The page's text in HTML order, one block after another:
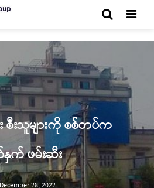
းသူများကို စစ်တပ်က
က် ဖမ်းဆီး
December 28, 2022